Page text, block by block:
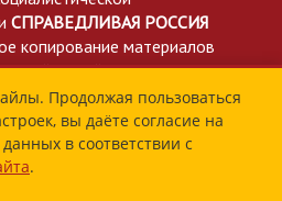
СПРАВЕДЛИВАЯ РОССИЯ
копирование материалов
на сайт spravedlivo.ru
персональных
доступны по
Attribution 4.0 International
Продолжая пользоваться
вы даёте согласие на
в соответствии с
.